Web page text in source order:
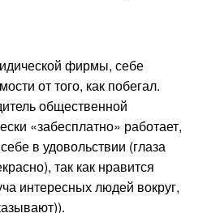
фирмы, себе
от того, как побегал.
общественной
«забесплатно» работает,
в удовольствии (глаза
так как нравится
интересных людей вокруг,